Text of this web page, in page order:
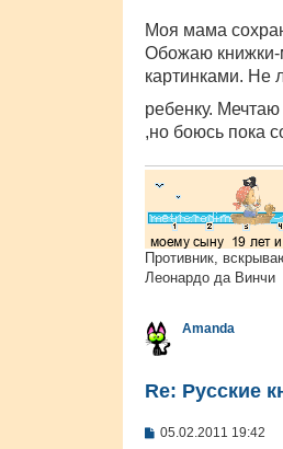
н
и
е
Моя мама
Обожаю книжки-
картинками. Не
ребенку.
,но боюсь пока
Противник,
Леонардо да Винчи
Amanda
Re: Русские
С
05.02.2011 19:42